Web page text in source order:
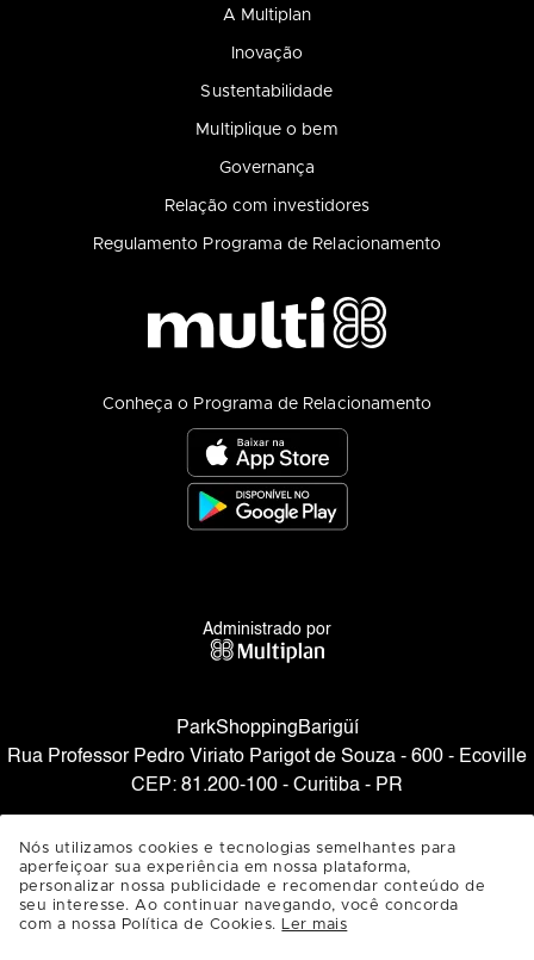
A Multiplan
Inovação
Sustentabilidade
Multiplique o bem
Governança
Relação com investidores
Regulamento Programa de Relacionamento
Conheça o Programa de Relacionamento
Administrado por
ParkShoppingBarigüí
Rua Professor Pedro Viriato Parigot de Souza - 600 - Ecoville
CEP: 81.200-100 - Curitiba - PR
Nós utilizamos cookies e tecnologias semelhantes para
aperfeiçoar sua experiência em nossa plataforma,
personalizar nossa publicidade e recomendar conteúdo de
seu interesse. Ao continuar navegando, você concorda
com a nossa Política de Cookies. Ler mais